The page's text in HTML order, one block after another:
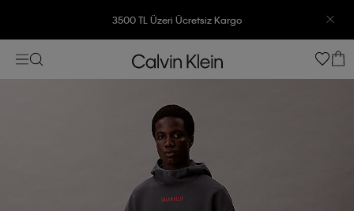
3500 TL Üzeri Ücretsiz Kargo
7500 TL Ve Üzeri Alışverişlerinizde 6 Taksit İmkanı